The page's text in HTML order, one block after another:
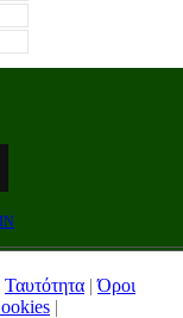
Ταυτότητα |Όροι
|